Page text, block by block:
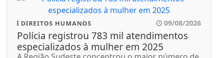
DIREITOS HUMANOS 09/08/2026
Polícia registrou 783 mil atendimentos
especializados à mulher em 2025